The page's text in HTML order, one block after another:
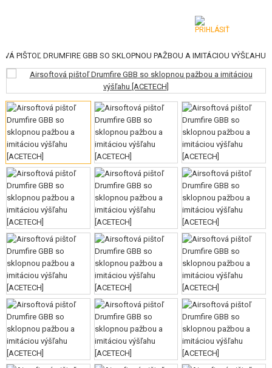
KATEGÓRIE
VZDUCHOVÉ ZBRANE, PRAKY
GRANÁTOMETY, GRANÁTY
GULIČKY, PLYN
AKUMULÁTORY, NABÍJAČKY
ZÁSOBNÍKY, PLNIČKY
OKULIARE, MASKY
VÝSTROJ, UNIFORMY, PÚZDRA
MASKOVANIE, FARBY, PÁSKY
VYSIELAČKY, HEADSETY, KAMERY
DOPLNKY K ZBRANIAM, POPRUHY
PIŠTOĽ DRUMFIRE GBB SO SKLOPNOU PAŽBOU A IMITÁCIOU VÝŠĽAHU